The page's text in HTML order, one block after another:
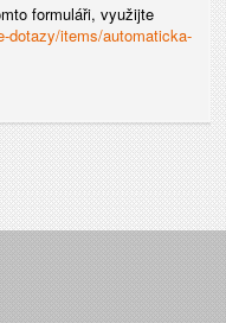
formuláři, využijte
dotazy/items/automaticka-